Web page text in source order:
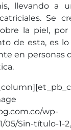
llevando a
Se
la piel,
de esta, es
en personas
wp-
05/Sin-título-1-